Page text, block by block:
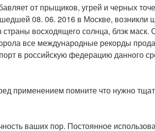
от прыщиков, угрей и черных
08. 06. 2016 в Москве, возникли
восходящего солнца, блэк маск.
все международные рекорды
в российскую федерацию данного
применением помните что нужно
ваших пор. Постоянное